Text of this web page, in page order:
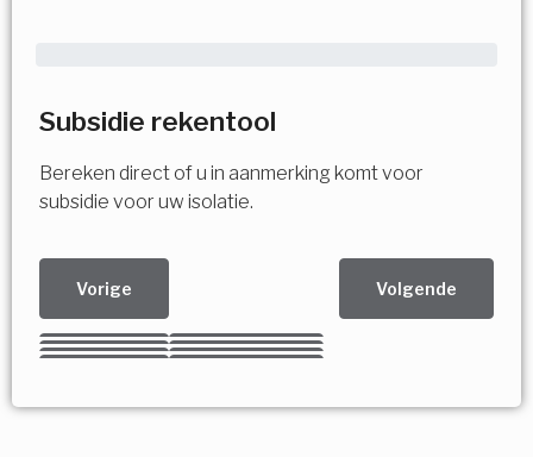
Subsidie rekentool
Bereken direct of u in aanmerking komt voor
subsidie voor uw isolatie.
Vorige Volgende
Kies uw Isolatiemaatregel
Meerdere keuzes mogelijk
Vorige Volgende